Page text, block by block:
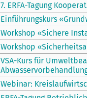
7. ERFA-Tagung
Einführungskurs
Workshop «Sichere
Workshop
VSA-Kurs für
Webinar: